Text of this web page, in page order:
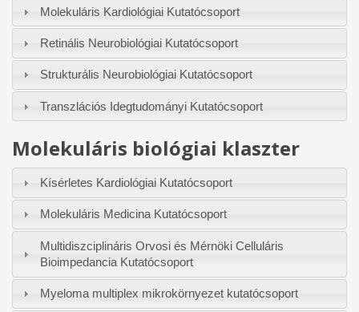
Molekuláris Kardiológiai Kutatócsoport
Retinális Neurobiológiai Kutatócsoport
Strukturális Neurobiológiai Kutatócsoport
Transzlációs Idegtudományi Kutatócsoport
Molekuláris biológiai klaszter
Kísérletes Kardiológiai Kutatócsoport
Molekuláris Medicina Kutatócsoport
Multidiszciplináris Orvosi és Mérnöki Celluláris
Bioimpedancia Kutatócsoport
Myeloma multiplex mikrokörnyezet kutatócsoport